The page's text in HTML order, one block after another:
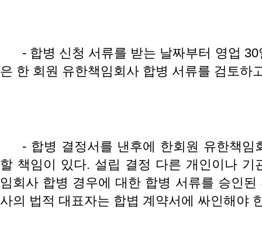
- 합병 신청 서류를 받는 날짜부터 영업
은 한 회원 유한책임회사 합병 서류를 검토하
- 합병 결정서를 낸후에 한회원 유한책임
할 책임이 있다. 설립 결정 다른 개인이나 기
임회사 합병 경우에 대한 합병 서류를 승인
사의 법적 대표자는 합볍 계약서에 싸인해야